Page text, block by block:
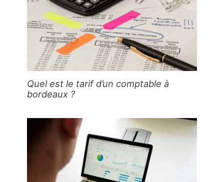
Quel est le tarif d’un comptable à
bordeaux ?